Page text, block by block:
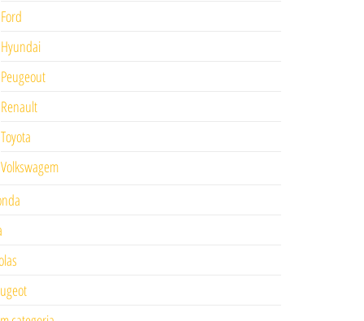
Ford
Hyundai
Peugeout
Renault
Toyota
Volkswagem